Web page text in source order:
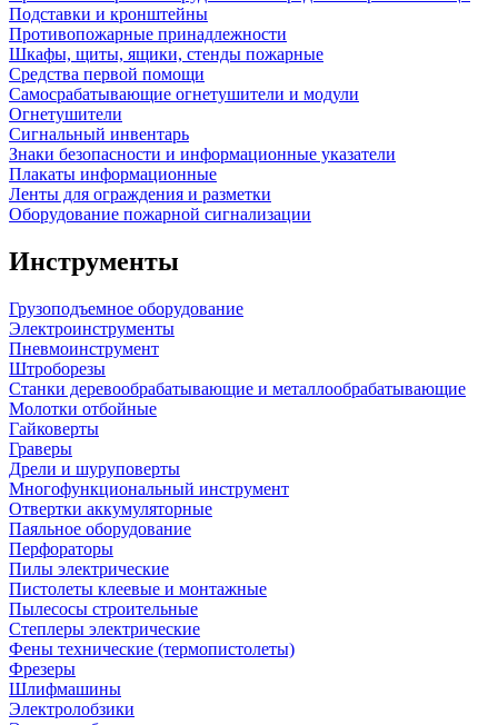
Подставки и кронштейны
Противопожарные принадлежности
Шкафы, щиты, ящики, стенды пожарные
Средства первой помощи
Самосрабатывающие огнетушители и модули
Огнетушители
Сигнальный инвентарь
Знаки безопасности и информационные указатели
Плакаты информационные
Ленты для ограждения и разметки
Оборудование пожарной сигнализации
Инструменты
Грузоподъемное оборудование
Электроинструменты
Пневмоинструмент
Штроборезы
Станки деревообрабатывающие и металлообрабатывающие
Молотки отбойные
Гайковерты
Граверы
Дрели и шуруповерты
Многофункциональный инструмент
Отвертки аккумуляторные
Паяльное оборудование
Перфораторы
Пилы электрические
Пистолеты клеевые и монтажные
Пылесосы строительные
Степлеры электрические
Фены технические (термопистолеты)
Фрезеры
Шлифмашины
Электролобзики